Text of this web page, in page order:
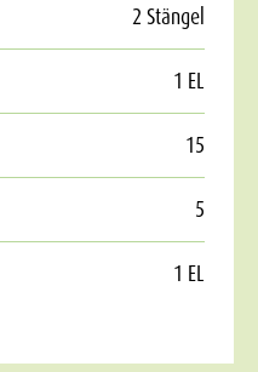
2 Stängel
1 EL
15
5
1 EL